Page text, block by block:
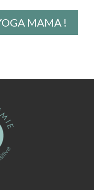
MAMA !